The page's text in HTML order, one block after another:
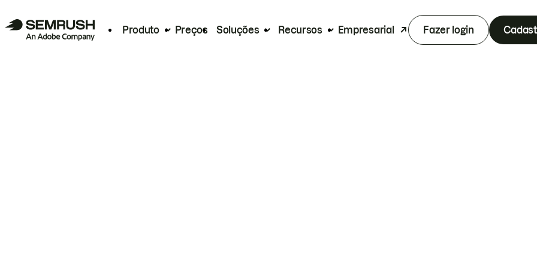
Produto Preços Soluções Recursos Empresarial Fazer login